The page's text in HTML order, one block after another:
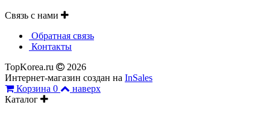
Связь с нами
Обратная связь
Контакты
TopKorea.ru
2026
Интернет-магазин создан на InSales
Корзина 0
наверх
Каталог